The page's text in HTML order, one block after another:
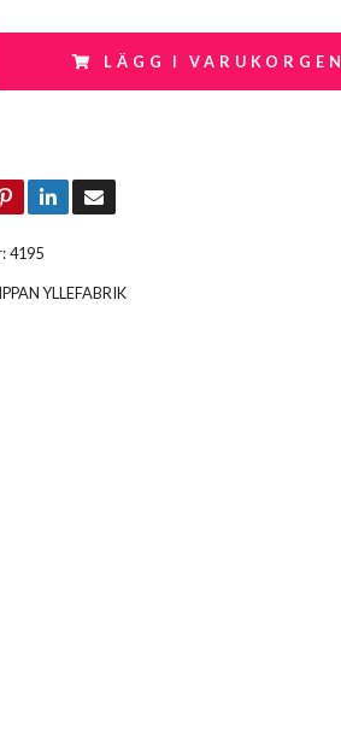
LÄGG I VARUKORGEN
4195
YLLEFABRIK